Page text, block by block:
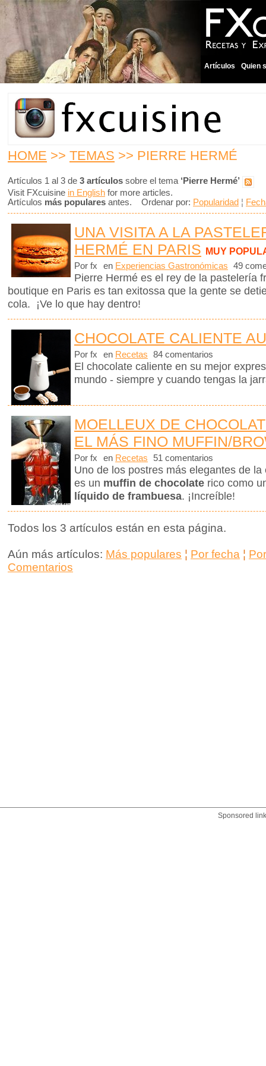
Artículos Quien
HOME >> TEMAS >> PIERRE HERMÉ
Artículos 1 al 3 de 3 artículos sobre el tema ‘Pierre Hermé’
Visit FXcuisine in English for more articles.
Artículos más populares antes. Ordenar por: Popularidad ¦
UNA VISITA A LA
HERMÉ EN PARIS MUY
Por fx en Experiencias Gastronómicas 49
Pierre Hermé es el rey de la pastelería
boutique en Paris es tan exitossa que la gente se
cola. ¡Ve lo que hay dentro!
CHOCOLATE CALIENTE
Por fx en Recetas 84 comentarios
El chocolate caliente en su mejor
mundo - siempre y cuando tengas la
MOELLEUX DE
EL MÁS FINO MUFFIN/
Por fx en Recetas 51 comentarios
Uno de los postres más elegantes de
es un muffin de chocolate rico como
líquido de frambuesa. ¡Increíble!
Todos los 3 artículos están en esta página.
Aún más artículos: Más populares ¦ Por fecha ¦
Comentarios
Sponsored